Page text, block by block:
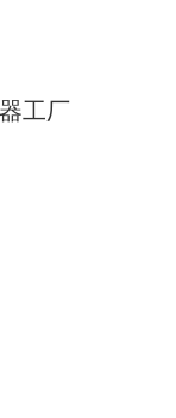
工厂